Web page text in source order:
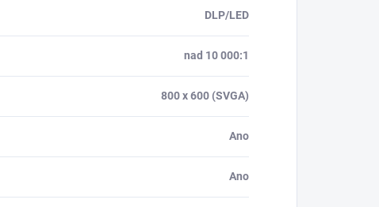
DLP/LED
nad 10 000:1
800 x 600 (SVGA)
Ano
Ano